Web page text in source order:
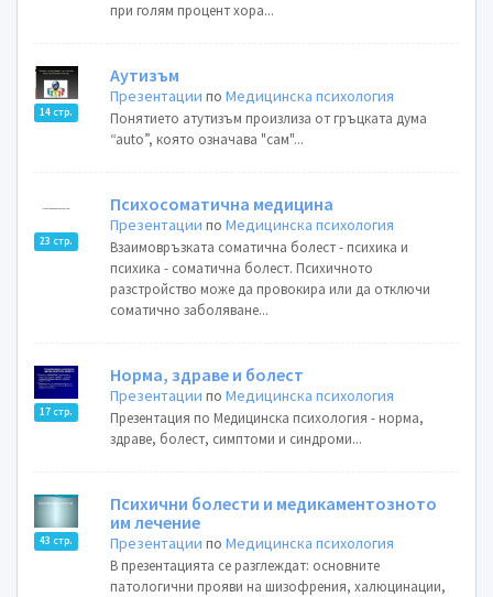
при голям процент хора...
14 стр.
Аутизъм
Презентации поМедицинска психология
Понятието атутизъм произлиза от гръцката дума
“auto”, която означава "сам"...
23 стр.
Психосоматична медицина
Презентации поМедицинска психология
Взаимовръзката соматична болест - психика и
психика - соматична болест. Психичното
разстройство може да провокира или да отключи
соматично заболяване...
17 стр.
Норма, здраве и болест
Презентации поМедицинска психология
Презентация по Медицинска психология - норма,
здраве, болест, симптоми и синдроми...
43 стр.
Психични болести и медикаментозното
им лечение
Презентации поМедицинска психология
В презентацията се разглеждат: основните
патологични прояви на шизофрения, халюцинации,